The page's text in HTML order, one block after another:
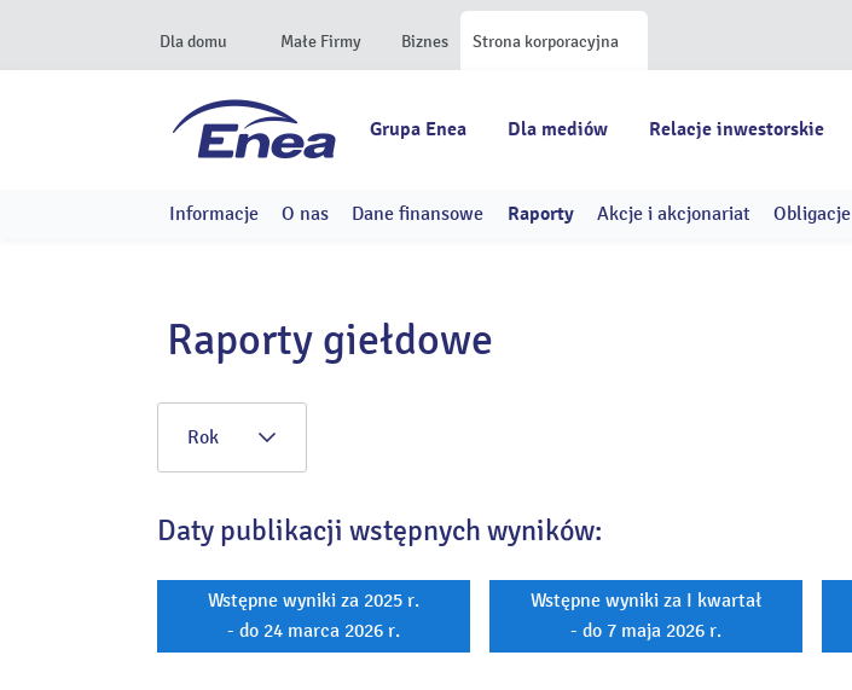
Dla domu Małe Firmy Biznes Strona korporacyjna
Grupa Enea Dla mediów Relacje inwestorskie
Informacje O nas Dane finansowe Raporty Akcje i akcjonariat Obligacje
Raporty giełdowe
Rok
Daty publikacji wstępnych wyników:
Wstępne wyniki za 2025 r.
- do 24 marca 2026 r.
Wstępne wyniki za I kwartał
- do 7 maja 2026 r.